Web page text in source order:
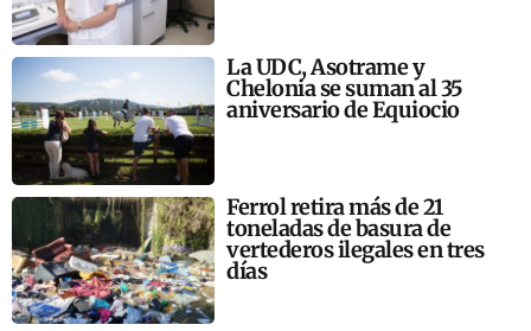
La UDC, Asotrame y
Chelonia se suman al 35
aniversario de Equiocio
Ferrol retira más de 21
toneladas de basura de
vertederos ilegales en tres
días